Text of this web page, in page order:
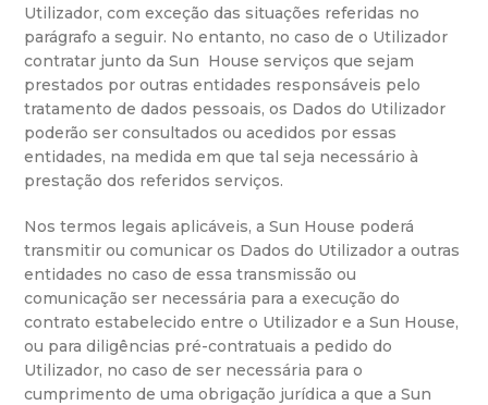
Utilizador, com exceção das situações referidas no
parágrafo a seguir. No entanto, no caso de o Utilizador
contratar junto da Sun House serviços que sejam
prestados por outras entidades responsáveis pelo
tratamento de dados pessoais, os Dados do Utilizador
poderão ser consultados ou acedidos por essas
entidades, na medida em que tal seja necessário à
prestação dos referidos serviços.
Nos termos legais aplicáveis, a Sun House poderá
transmitir ou comunicar os Dados do Utilizador a outras
entidades no caso de essa transmissão ou
comunicação ser necessária para a execução do
contrato estabelecido entre o Utilizador e a Sun House,
ou para diligências pré-contratuais a pedido do
Utilizador, no caso de ser necessária para o
cumprimento de uma obrigação jurídica a que a Sun